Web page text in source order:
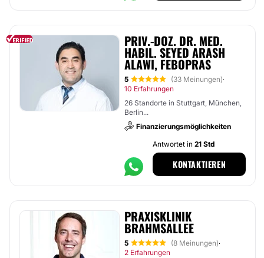
PRIV.-DOZ. DR. MED.
HABIL. SEYED ARASH
ALAWI, FEBOPRAS
5 (33 Meinungen)·
10 Erfahrungen
26 Standorte in Stuttgart, München,
Berlin...
Finanzierungsmöglichkeiten
Antwortet in 21 Std
KONTAKTIEREN
PRAXISKLINIK
BRAHMSALLEE
5 (8 Meinungen)·
2 Erfahrungen